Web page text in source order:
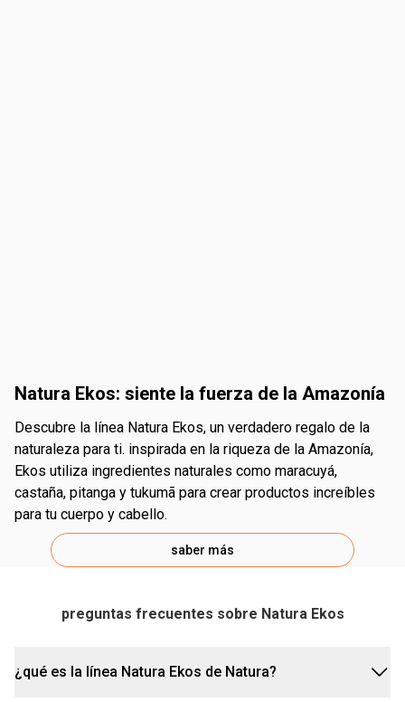
Natura Ekos: siente la fuerza de la Amazonía
descubre la línea Natura Ekos, un verdadero regalo de la
naturaleza para ti. inspirada en la riqueza de la Amazonía,
Ekos utiliza ingredientes naturales como maracuyá,
castaña, pitanga y tukumã para crear productos increíbles
para tu cuerpo y cabello.
saber más
preguntas frecuentes sobre Natura Ekos
¿qué es la línea Natura Ekos de Natura?